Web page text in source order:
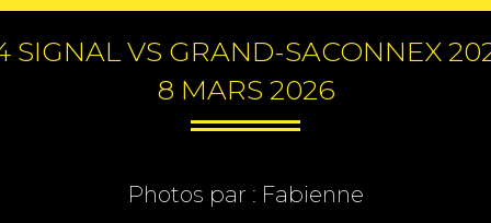
SIGNAL VS GRAND-SACONNEX
8 MARS 2026
Photos par : Fabienne